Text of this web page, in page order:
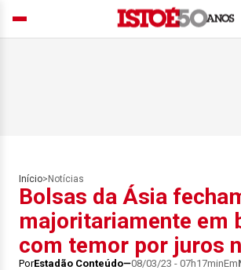
Início> Notícias
Bolsas da Ásia
majoritariamente em
com temor por juros
PorEstadão Conteúdo 08/03/23 - 07h17minEm